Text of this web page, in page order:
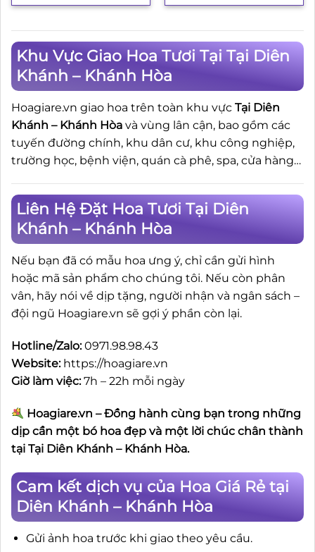
là:
tại
là:
tại
Khu Vực Giao Hoa Tươi Tại Tại Diên
Khánh – Khánh Hòa
Hoagiare.vn giao hoa trên toàn khu vực Tại Diên
Khánh – Khánh Hòa và vùng lân cận, bao gồm các
tuyến đường chính, khu dân cư, khu công nghiệp,
trường học, bệnh viện, quán cà phê, spa, cửa hàng…
Liên Hệ Đặt Hoa Tươi Tại Diên
Khánh – Khánh Hòa
Nếu bạn đã có mẫu hoa ưng ý, chỉ cần gửi hình
hoặc mã sản phẩm cho chúng tôi. Nếu còn phân
vân, hãy nói về dịp tặng, người nhận và ngân sách –
đội ngũ Hoagiare.vn sẽ gợi ý phần còn lại.
Hotline/Zalo:0971.98.98.43
Website: https://hoagiare.vn
Giờ làm việc:7h – 22h mỗi ngày
Hoagiare.vn – Đồng hành cùng bạn trong những
dịp cần một bó hoa đẹp và một lời chúc chân thành
tại Tại Diên Khánh – Khánh Hòa.
Cam kết dịch vụ của Hoa Giá Rẻ tại
Diên Khánh – Khánh Hòa
Gửi ảnh hoa trước khi giao theo yêu cầu.